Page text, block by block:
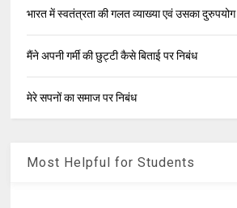
भारत में स्वतंत्रता की गलत व्याख्या एवं उसका दुरुपयोग
मैंने अपनी गर्मी की छुट्टी कैसे बिताई पर निबंध
मेरे सपनों का समाज पर निबंध
Most Helpful for Students